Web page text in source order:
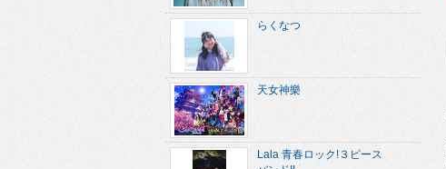
らくなつ
天女神樂
Lala 青春ロック!３ピース